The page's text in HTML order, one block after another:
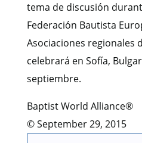
tema de discusión
Federación Bautista
Asociaciones regionales
celebrará en Sofía,
septiembre.
Baptist World Alliance®
© September 29, 2015